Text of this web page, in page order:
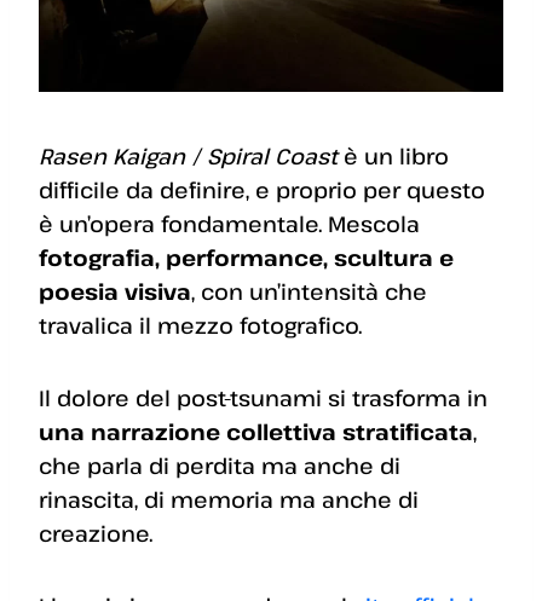
Rasen Kaigan / Spiral Coastè un libro
difficile da definire, e proprio per questo
è un’opera fondamentale. Mescola
fotografia, performance, scultura e
poesia visiva, con un’intensità che
travalica il mezzo fotografico.
Il dolore del post-tsunami si trasforma in
una narrazione collettiva stratificata,
che parla di perdita ma anche di
rinascita, di memoria ma anche di
creazione.